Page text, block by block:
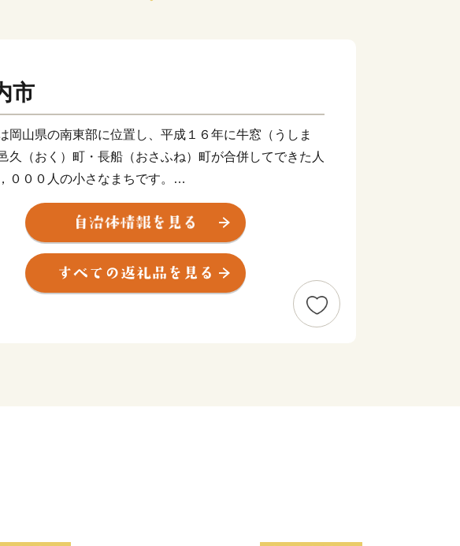
市
岡山県の南東部に位置し、平成１６年に牛窓（うしま
久（おく）町・長船（おさふね）町が合併してできた人
０００人の小さなまちです。
朝鮮通信使の寄港地として栄えた古い街並みが残る市南
は多くの観光客が訪れる風光明媚な港町です。牛窓オリ
台から望む瀬戸内海の美しい眺めと優しい潮風は来訪者
てくれるでしょう。